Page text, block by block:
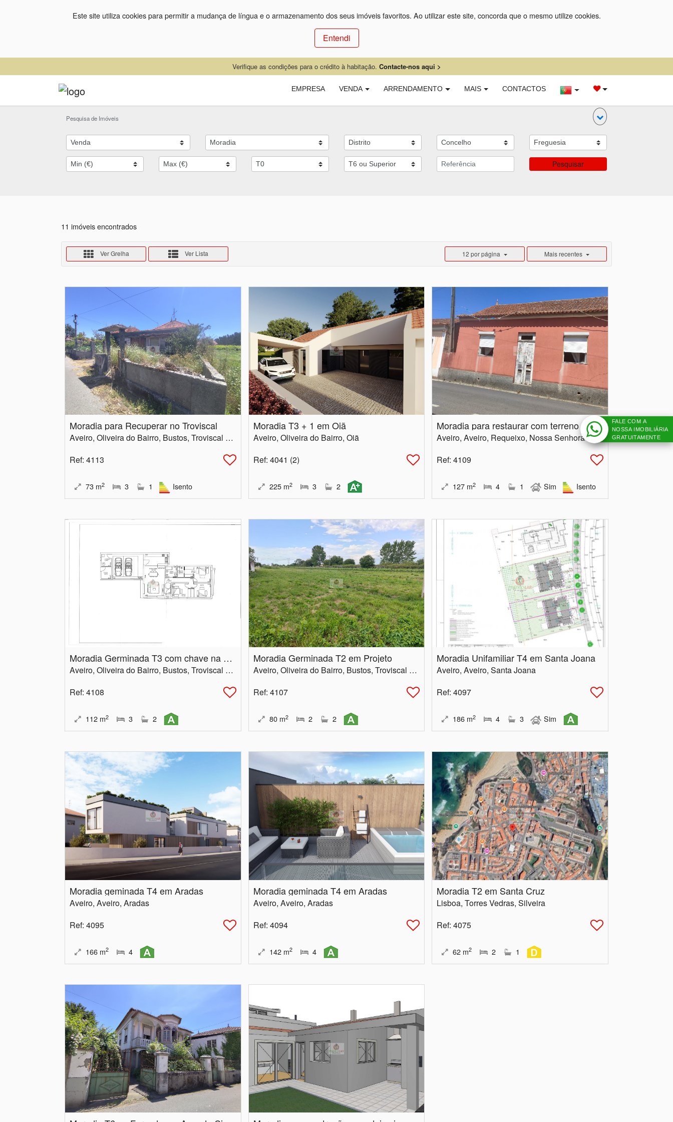
Este site utiliza cookies para permitir a mudança de língua e o armazenamento dos seus imóveis favoritos. Ao utilizar este site, concorda que o mesmo utilize cookies.
Entendi
Verifique as condições para o crédito à habitação. Contacte-nos aqui >
EMPRESA VENDA ARRENDAMENTO MAIS CONTACTOS
Pesquisa de Imóveis
Pesquisar
11 imóveis encontrados
Ver Grelha Ver Lista 12 por página Mais recentes
Moradia para Recuperar no Troviscal
Aveiro, Oliveira do Bairro, Bustos, Troviscal e Mamarrosa
Ref: 4113
73 m2 3 1 Isento
Moradia T3 + 1 em Oiã
Aveiro, Oliveira do Bairro, Oiã
Ref: 4041 (2)
225 m2 3 2
Moradia para restaurar com terreno para construção em Nariz
Aveiro, Aveiro, Requeixo, Nossa Senhora de Fátima e Nariz
Ref: 4109
127 m2 4 1 Sim Isento
Moradia Germinada T3 com chave na mão
Aveiro, Oliveira do Bairro, Bustos, Troviscal e Mamarrosa
Ref: 4108
112 m2 3 2
Moradia Germinada T2 em Projeto
Aveiro, Oliveira do Bairro, Bustos, Troviscal e Mamarrosa
Ref: 4107
80 m2 2 2
Moradia Unifamiliar T4 em Santa Joana
Aveiro, Aveiro, Santa Joana
Ref: 4097
186 m2 4 3 Sim
Moradia geminada T4 em Aradas
Aveiro, Aveiro, Aradas
Ref: 4095
166 m2 4
Moradia geminada T4 em Aradas
Aveiro, Aveiro, Aradas
Ref: 4094
142 m2 4
Moradia T2 em Santa Cruz
Lisboa, Torres Vedras, Silveira
Ref: 4075
62 m2 2 1
FALE COM A
NOSSA IMOBILIÁRIA
GRATUITAMENTE